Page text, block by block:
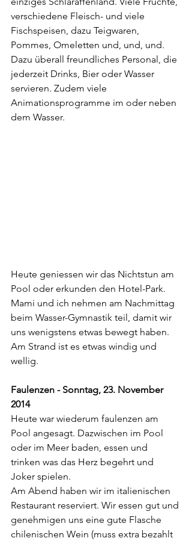
verschiedene Fleisch- und viele
Fischspeisen, dazu Teigwaren,
Pommes, Omeletten und, und, und.
Dazu überall freundliches Personal, die
jederzeit Drinks, Bier oder Wasser
servieren. Zudem viele
Animationsprogramme im oder neben
dem Wasser.
Heute geniessen wir das Nichtstun am
Pool oder erkunden den Hotel-Park.
Mami und ich nehmen am Nachmittag
beim Wasser-Gymnastik teil, damit wir
uns wenigstens etwas bewegt haben.
Am Strand ist es etwas windig und
wellig.
Faulenzen - Sonntag, 23. November
2014
Heute war wiederum faulenzen am
Pool angesagt. Dazwischen im Pool
oder im Meer baden, essen und
trinken was das Herz begehrt und
Joker spielen.
Am Abend haben wir im italienischen
Restaurant reserviert. Wir essen gut und
genehmigen uns eine gute Flasche
chilenischen Wein (muss extra bezahlt